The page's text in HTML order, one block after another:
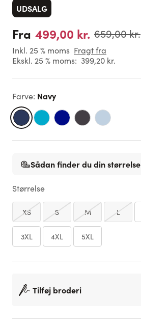
UDSALG
Fra 499,00 kr. 659,00 kr.
Inkl. 25 % moms Fragt fra
Ekskl. 25 % moms: 399,20 kr.
Farve: Navy
Sådan finder du din størrelse
Størrelse
XS S M L
3XL 4XL 5XL
Tilføj broderi